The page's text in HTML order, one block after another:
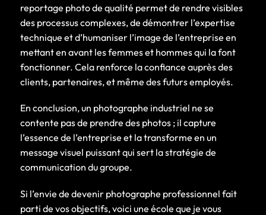
reportage photo de qualité permet de rendre visibles
des processus complexes, de démontrer l’expertise
technique et d’humaniser l’image de l’entreprise en
mettant en avant les femmes et hommes qui la font
fonctionner. Cela renforce la confiance auprès des
clients, partenaires, et même des futurs employés.
En conclusion, un photographe industriel ne se
contente pas de prendre des photos ; il capture
l’essence de l’entreprise et la transforme en un
message visuel puissant qui sert la stratégie de
communication du groupe.
Si l’envie de devenir photographe professionnel fait
parti de vos objectifs, voici une école que je vous